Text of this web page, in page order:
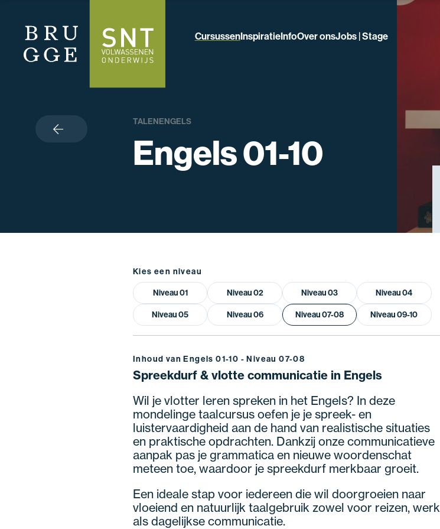
CursussenInspiratieInfoOver onsJobs | Stage
TALENENGELS
Engels 01-10
Kies een niveau
Niveau 01 Niveau 02 Niveau 03 Niveau 04
Niveau 05 Niveau 06 Niveau 07-08 Niveau 09-10
Inhoud van Engels 01-10 - Niveau 07-08
Spreekdurf & vlotte communicatie in Engels
Wil je vlotter leren spreken in het Engels? In deze
mondelinge taalcursus oefen je je spreek- en
luistervaardigheid aan de hand van realistische situaties
en praktische opdrachten. Dankzij onze communicatieve
aanpak pas je grammatica en nieuwe woordenschat
meteen toe, waardoor je spreekdurf merkbaar groeit.
Een ideale stap voor iedereen die wil doorgroeien naar
vloeiend en natuurlijk taalgebruik zowel voor reizen, werk
als dagelijkse communicatie.